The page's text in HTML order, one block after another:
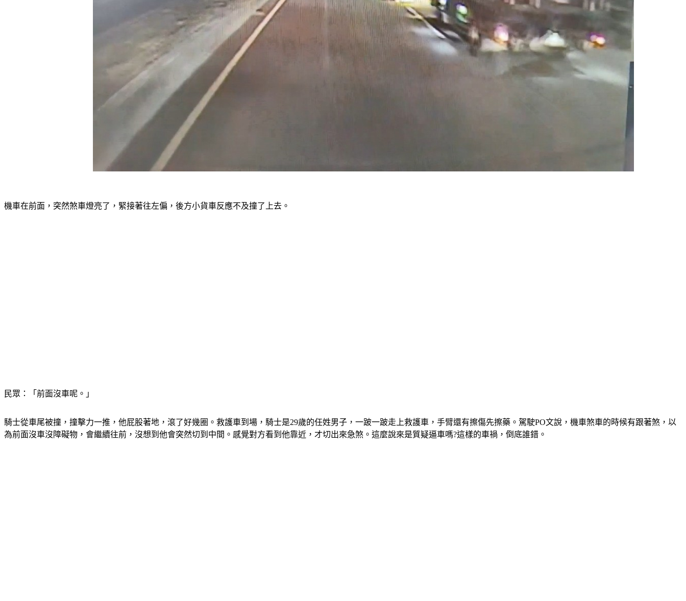
機車在前面，突然煞車燈亮了，緊接著往左偏，後方小貨車反應不及撞了上去。
民眾：「前面沒車呢。」
騎士從車尾被撞，撞擊力一推，他屁股著地，滾了好幾圈。救護車到場，騎士是29歲的任姓男子，一跛一跛走上救護車，手臂還有擦傷先擦藥。駕駛PO文說，機車煞車的時候有跟著煞，以
為前面沒車沒障礙物，會繼續往前，沒想到他會突然切到中間。感覺對方看到他靠近，才切出來急煞。這麼說來是質疑逼車嗎?這樣的車禍，倒底誰錯。